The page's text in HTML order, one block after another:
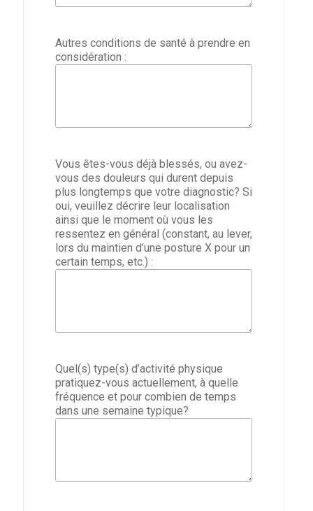
Autres conditions de santé à prendre en
considération :
Vous êtes-vous déjà blessés, ou avez-
vous des douleurs qui durent depuis
plus longtemps que votre diagnostic? Si
oui, veuillez décrire leur localisation
ainsi que le moment où vous les
ressentez en général (constant, au lever,
lors du maintien d’une posture X pour un
certain temps, etc.) :
Quel(s) type(s) d’activité physique
pratiquez-vous actuellement, à quelle
fréquence et pour combien de temps
dans une semaine typique?